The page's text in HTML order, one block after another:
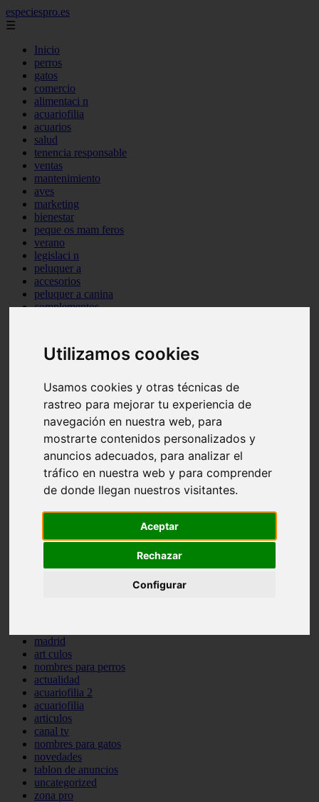
Utilizamos cookies
Usamos cookies y otras técnicas de
rastreo para mejorar tu experiencia de
navegación en nuestra web, para
mostrarte contenidos personalizados y
anuncios adecuados, para analizar el
tráfico en nuestra web y para comprender
de donde llegan nuestros visitantes.
Aceptar
Rechazar
Configurar
especiespro.es
☰
Inicio
perros
gatos
comercio
alimentaci n
acuariofilia
acuarios
salud
tenencia responsable
ventas
mantenimiento
aves
marketing
bienestar
peque os mam feros
verano
legislaci n
peluquer a
accesorios
peluquer a canina
complementos
protagonistas
reptiles
adopci n
higiene
snacks
acuario
comercios
estanques
viajar
cr a
especies invasoras
madrid
art culos
nombres para perros
actualidad
acuariofilia 2
acuariofilia
articulos
canal tv
nombres para gatos
novedades
tablon de anuncios
uncategorized
zona pro